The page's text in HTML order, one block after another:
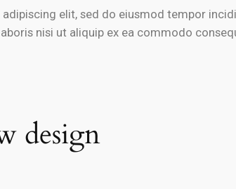
elit, sed do eiusmod tempor
nisi ut aliquip ex ea commodo
design